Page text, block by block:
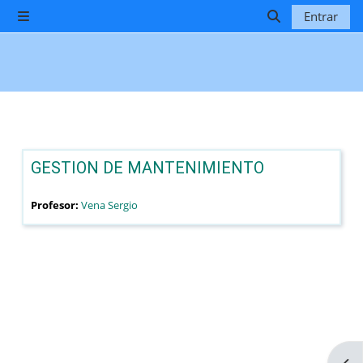
Saltar al contenido principal
Panel lateral
Selector de
Entrar
GESTION DE MANTENIMIENTO
Profesor:Vena Sergio